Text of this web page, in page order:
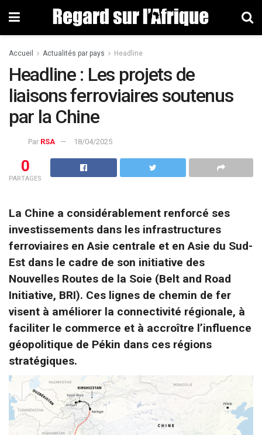
Accueil Actualités par pays Headline
Headline : Les projets de
liaisons ferroviaires soutenus
par la Chine
Par RSA 18/04/2025
0
PARTAGES
La Chine a considérablement renforcé ses
investissements dans les infrastructures
ferroviaires en Asie centrale et en Asie du Sud-
Est dans le cadre de son initiative des
Nouvelles Routes de la Soie (Belt and Road
Initiative, BRI). Ces lignes de chemin de fer
visent à améliorer la connectivité régionale, à
faciliter le commerce et à accroître l’influence
géopolitique de Pékin dans ces régions
stratégiques.